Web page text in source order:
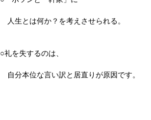
人生とは何か？を考えさせられる。
○礼を失するのは、
自分本位な言い訳と居直りが原因です。